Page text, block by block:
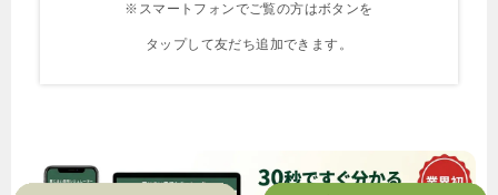
※スマートフォンでご覧の方はボタンを
タップして友だち追加できます。